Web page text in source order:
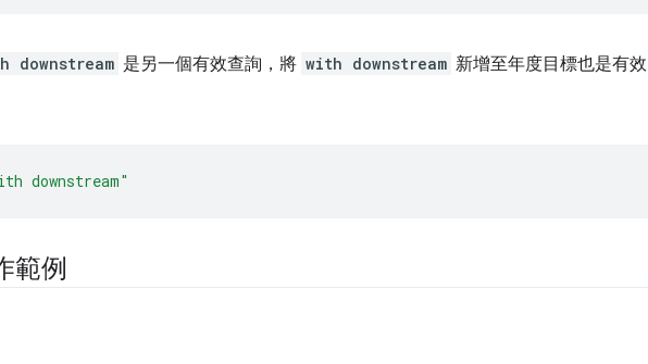
是另一個有效查詢，將 with downstream 新增至年度目標也是有效
downstream"
範例